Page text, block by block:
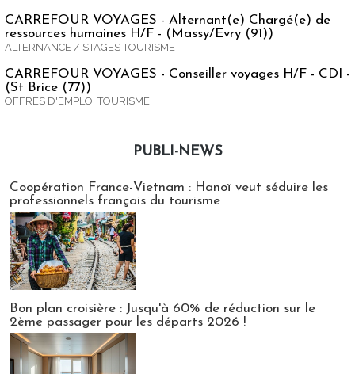
CARREFOUR VOYAGES - Alternant(e) Chargé(e) de
ressources humaines H/F - (Massy/Evry (91))
ALTERNANCE / STAGES TOURISME
CARREFOUR VOYAGES - Conseiller voyages H/F - CDI -
(St Brice (77))
OFFRES D'EMPLOI TOURISME
PUBLI-NEWS
Coopération France-Vietnam : Hanoï veut séduire les
professionnels français du tourisme
Bon plan croisière : Jusqu'à 60% de réduction sur le
2ème passager pour les départs 2026 !